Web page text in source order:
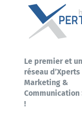
Le premier et
réseau d’Xperts
Marketing &
Communication
!